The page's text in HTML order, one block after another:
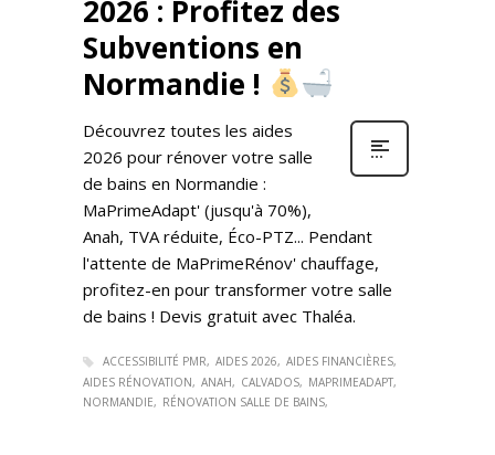
2026 : Profitez des
Subventions en
Normandie !
Découvrez toutes les aides
2026 pour rénover votre salle
de bains en Normandie :
MaPrimeAdapt' (jusqu'à 70%),
Anah, TVA réduite, Éco-PTZ... Pendant
l'attente de MaPrimeRénov' chauffage,
profitez-en pour transformer votre salle
de bains ! Devis gratuit avec Thaléa.
ACCESSIBILITÉ PMR AIDES 2026
AIDES FINANCIÈRES
AIDES RÉNOVATION
ANAH CALVADOS
MAPRIMEADAPT
NORMANDIE
RÉNOVATION SALLE DE BAINS